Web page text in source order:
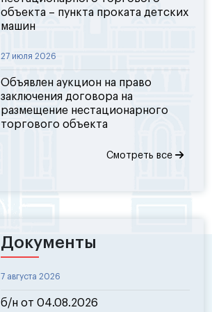
объекта – пункта проката детских
машин
27 июля 2026
Объявлен аукцион на право
заключения договора на
размещение нестационарного
торгового объекта
Смотреть все
Документы
7 августа 2026
б/н от 04.08.2026